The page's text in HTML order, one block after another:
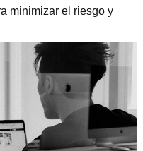
minimizar el riesgo y